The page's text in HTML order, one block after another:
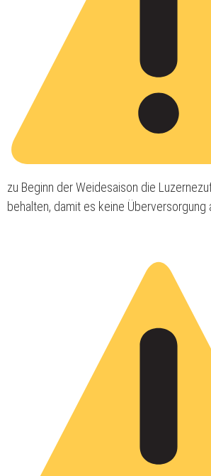
zu Beginn der Weidesaison die
behalten, damit es keine Überversorgung